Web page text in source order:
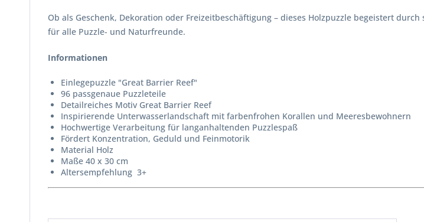
Ob als Geschenk, Dekoration oder Freizeitbeschäftigung – dieses Holzpuzzle begeistert
für alle Puzzle- und Naturfreunde.
Informationen
Einlegepuzzle "Great Barrier Reef"
96 passgenaue Puzzleteile
Detailreiches Motiv Great Barrier Reef
Inspirierende Unterwasserlandschaft mit farbenfrohen Korallen und Meeresbewohnern
Hochwertige Verarbeitung für langanhaltenden Puzzlespaß
Fördert Konzentration, Geduld und Feinmotorik
Material Holz
Maße 40 x 30 cm
Altersempfehlung 3+